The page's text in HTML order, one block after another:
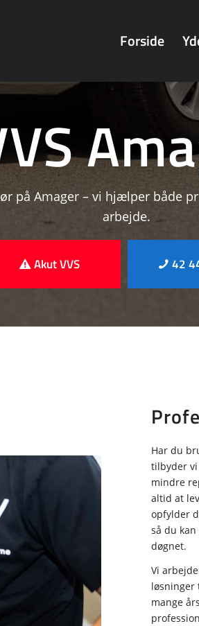
Forside
på Amager – vi hjælper både
arbejde.
Akut VVS 42
Har du
tilbyder vi
mindre
altid at
opfylder
så du
døgnet.
Vi
løsninger
mange